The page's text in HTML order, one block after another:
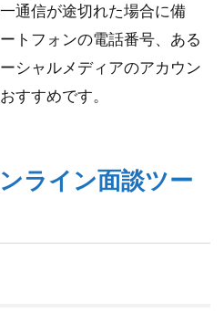
通信が途切れた場合に備
トフォンの電話番号、ある
シャルメディアのアカウン
すすめです。
ライン面談ツー